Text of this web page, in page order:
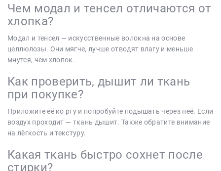
Чем модал и тенсел отличаются от
хлопка?
Модал и тенсел — искусственные волокна на основе
целлюлозы. Они мягче, лучше отводят влагу и меньше
мнутся, чем хлопок.
Как проверить, дышит ли ткань
при покупке?
Приложите её ко рту и попробуйте подышать через неё. Если
воздух проходит — ткань дышит. Также обратите внимание
на лёгкость и текстуру.
Какая ткань быстро сохнет после
стирки?